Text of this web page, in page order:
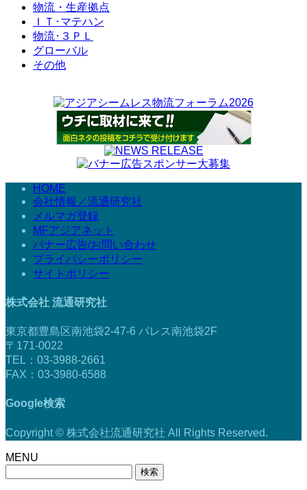
物流・生産拠点
ＩＴ･マテハン
物流･３ＰＬ
グローバル
その他
HOME
会社情報／流通研究社
メルマガ登録
MFアジアネット
バナー広告/お問い合わせ
プライバシーポリシー
サイトポリシー
株式会社 流通研究社
東京都豊島区南池袋2-47-6 パレス南池袋2F
〒171-0022
TEL：03-3988-2661
FAX：03-3980-6588
Google検索
Copyright © 株式会社流通研究社 All Rights Reserved.
MENU